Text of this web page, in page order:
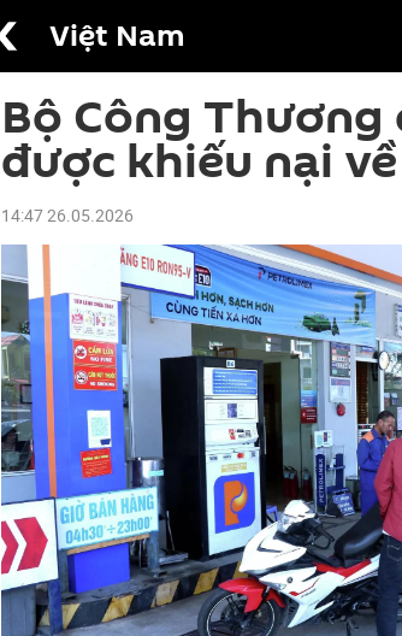
Việt Nam
Bộ Công Thương
được khiếu nại
14:47 26.05.2026